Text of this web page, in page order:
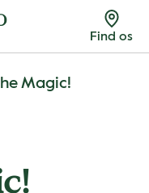
Find os
Magic!